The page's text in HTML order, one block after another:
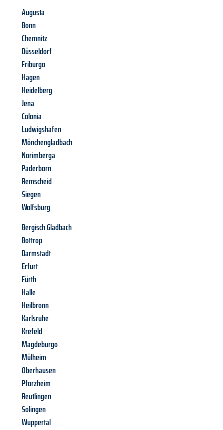
Augusta
Bonn
Chemnitz
Düsseldorf
Friburgo
Hagen
Heidelberg
Jena
Colonia
Ludwigshafen
Mönchengladbach
Norimberga
Paderborn
Remscheid
Siegen
Wolfsburg
Bergisch Gladbach
Bottrop
Darmstadt
Erfurt
Fürth
Halle
Heilbronn
Karlsruhe
Krefeld
Magdeburgo
Mülheim
Oberhausen
Pforzheim
Reutlingen
Solingen
Wuppertal